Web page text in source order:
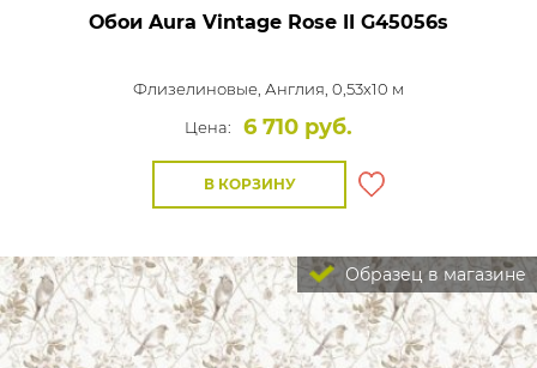
Обои Aura Vintage Rose II G45056s
Флизелиновые, Англия, 0,53x10 м
Цена:
6 710 руб.
В КОРЗИНУ
Образец в магазине